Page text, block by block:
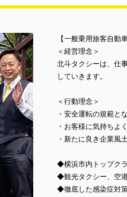
【一般乗用旅客自動
＜経営理念＞
北斗タクシーは、仕
していきます。
＜行動理念＞
・安全運転の規範と
・お客様に気持ちよ
・新たに良き企業風
◆横浜市内トップク
◆観光タクシー、空
◆徹底した感染症対